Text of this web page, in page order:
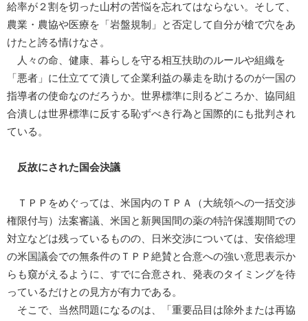
給率が２割を切った山村の苦悩を忘れてはならない。そして、
農業・農協や医療を「岩盤規制」と否定して自分が槍で穴をあ
けたと誇る情けなさ。
人々の命、健康、暮らしを守る相互扶助のルールや組織を
「悪者」に仕立てて潰して企業利益の暴走を助けるのが一国の
指導者の使命なのだろうか。世界標準に則るどころか、協同組
合潰しは世界標準に反する恥ずべき行為と国際的にも批判され
ている。
反故にされた国会決議
ＴＰＰをめぐっては、米国内のＴＰＡ（大統領への一括交渉
権限付与）法案審議、米国と新興国間の薬の特許保護期間での
対立などは残っているものの、日米交渉については、安倍総理
の米国議会での無条件のＴＰＰ絶賛と合意への強い意思表示か
らも窺がえるように、すでに合意され、発表のタイミングを待
っているだけとの見方が有力である。
そこで、当然問題になるのは、「重要品目は除外または再協